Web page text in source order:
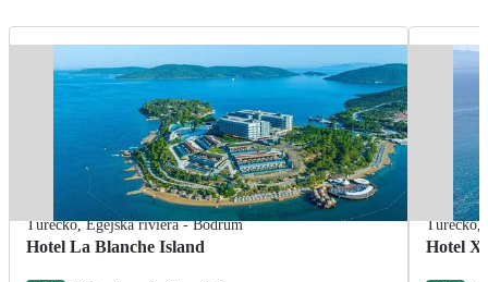
Turecko,Egejská riviéra - Bodrum
Hotel La Blanche Island
Turecko,
Hotel